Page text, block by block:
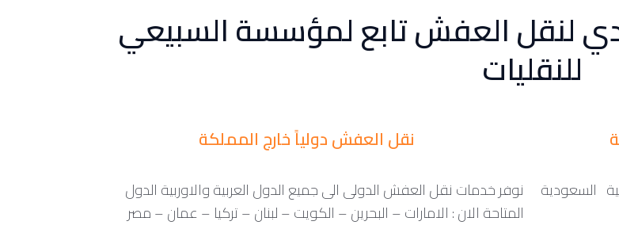
لنقل العفش تابع لمؤسسة السبيعي
للنقليات
نقل العفش دولياً خارج المملكة
نوفر خدمات نقل العفش الدولى الى جميع الدول العربية والاوربية الدول
المتاحة الان : الامارات – البحرين – الكويت – لبنان – تركيا – عمان – مصر
السعودية